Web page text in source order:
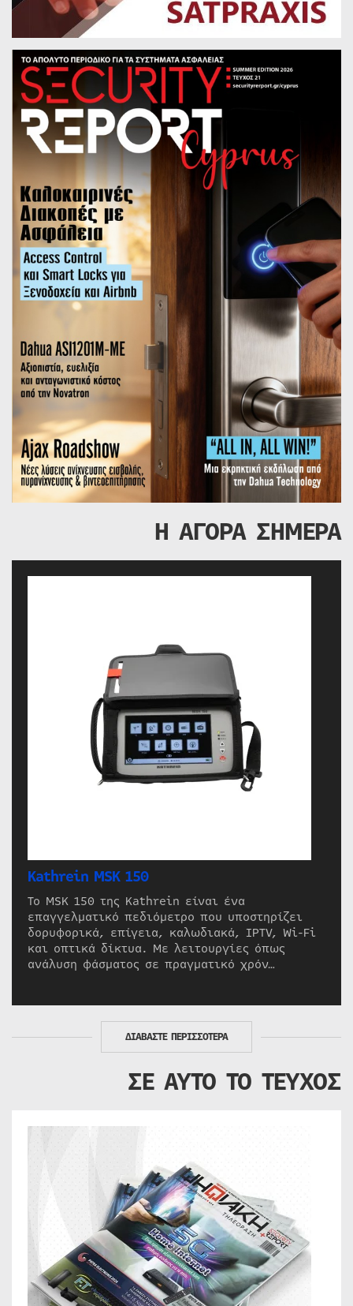
Η ΑΓΟΡΑ ΣΗΜΕΡΑ
Kathrein MSK 150
Το MSK 150 της Kathrein είναι ένα
επαγγελματικό πεδιόμετρο που υποστηρίζει
δορυφορικά, επίγεια, καλωδιακά, IPTV, Wi-Fi
και οπτικά δίκτυα. Με λειτουργίες όπως
ανάλυση φάσματος σε πραγματικό χρόν…
ΔΙΑΒΑΣΤΕ ΠΕΡΙΣΣΟΤΕΡΑ
ΣΕ ΑΥΤΟ ΤΟ ΤΕΥΧΟΣ